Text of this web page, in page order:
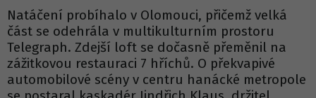
Natáčení probíhalo v Olomouci, přičemž velká
část se odehrála v multikulturním prostoru
Telegraph. Zdejší loft se dočasně přeměnil na
zážitkovou restauraci 7 hříchů. O překvapivé
automobilové scény v centru hanácké metropole